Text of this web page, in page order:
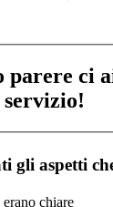
parere ci
gli aspetti
chiare